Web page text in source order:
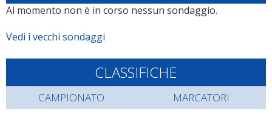
Al momento non è in corso nessun sondaggio.
Vedi i vecchi sondaggi
CLASSIFICHE
CAMPIONATO MARCATORI